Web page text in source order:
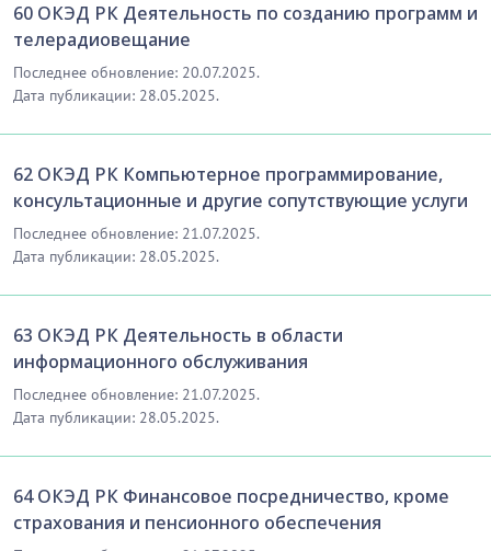
60 ОКЭД РК Деятельность по созданию программ и
телерадиовещание
Последнее обновление: 20.07.2025.
Дата публикации: 28.05.2025.
62 ОКЭД РК Компьютерное программирование,
консультационные и другие сопутствующие услуги
Последнее обновление: 21.07.2025.
Дата публикации: 28.05.2025.
63 ОКЭД РК Деятельность в области
информационного обслуживания
Последнее обновление: 21.07.2025.
Дата публикации: 28.05.2025.
64 ОКЭД РК Финансовое посредничество, кроме
страхования и пенсионного обеспечения